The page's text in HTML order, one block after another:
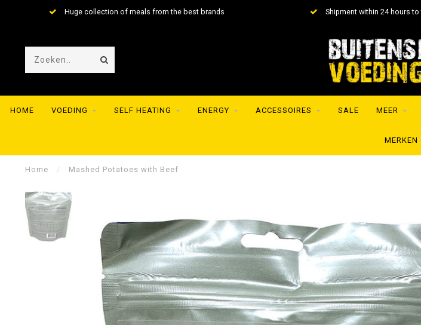
Huge collection of meals from the best brands Shipment within 24 hours
HOME VOEDING SELF HEATING ENERGY ACCESSOIRES SALE MEER
MERKEN
Home / Mashed Potatoes with Beef